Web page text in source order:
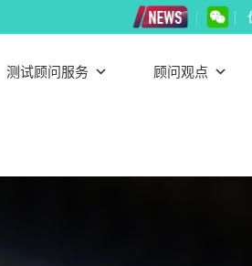
测试顾问服务 顾问观点